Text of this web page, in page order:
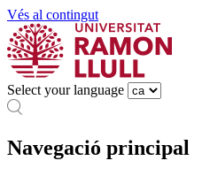
Vés al contingut
Select your language
Navegació principal